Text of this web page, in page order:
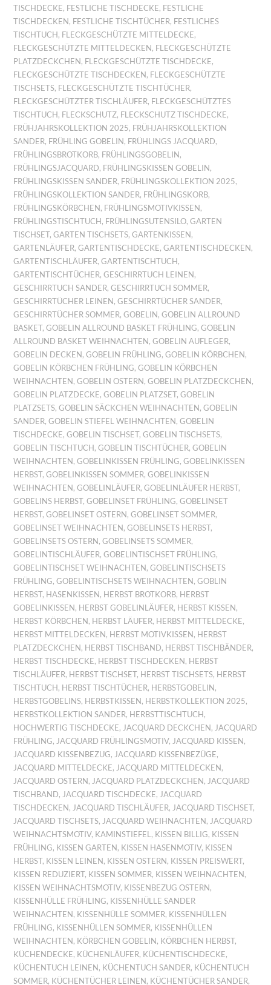
TISCHDECKE, FESTLICHE TISCHDECKE, FESTLICHE
TISCHDECKEN, FESTLICHE TISCHTÜCHER, FESTLICHES
TISCHTUCH, FLECKGESCHÜTZTE MITTELDECKE,
FLECKGESCHÜTZTE MITTELDECKEN, FLECKGESCHÜTZTE
PLATZDECKCHEN, FLECKGESCHÜTZTE TISCHDECKE,
FLECKGESCHÜTZTE TISCHDECKEN, FLECKGESCHÜTZTE
TISCHSETS, FLECKGESCHÜTZTE TISCHTÜCHER,
FLECKGESCHÜTZTER TISCHLÄUFER, FLECKGESCHÜTZTES
TISCHTUCH, FLECKSCHUTZ, FLECKSCHUTZ TISCHDECKE,
FRÜHJAHRSKOLLEKTION 2025, FRÜHJAHRSKOLLEKTION
SANDER, FRÜHLING GOBELIN, FRÜHLINGS JACQUARD,
FRÜHLINGSBROTKORB, FRÜHLINGSGOBELIN,
FRÜHLINGSJACQUARD, FRÜHLINGSKISSEN GOBELIN,
FRÜHLINGSKISSEN SANDER, FRÜHLINGSKOLLEKTION 2025,
FRÜHLINGSKOLLEKTION SANDER, FRÜHLINGSKORB,
FRÜHLINGSKÖRBCHEN, FRÜHLINGSMOTIVKISSEN,
FRÜHLINGSTISCHTUCH, FRÜHLINGSUTENSILO,GARTEN
TISCHSET,GARTEN TISCHSETS,GARTENKISSEN,
GARTENLÄUFER,GARTENTISCHDECKE,GARTENTISCHDECKEN,
GARTENTISCHLÄUFER,GARTENTISCHTUCH,
GARTENTISCHTÜCHER,GESCHIRRTUCH LEINEN,
GESCHIRRTUCH SANDER,GESCHIRRTUCH SOMMER,
GESCHIRRTÜCHER LEINEN,GESCHIRRTÜCHER SANDER,
GESCHIRRTÜCHER SOMMER,GOBELIN,GOBELIN ALLROUND
BASKET,GOBELIN ALLROUND BASKET FRÜHLING,GOBELIN
ALLROUND BASKET WEIHNACHTEN,GOBELIN AUFLEGER,
GOBELIN DECKEN,GOBELIN FRÜHLING,GOBELIN KÖRBCHEN,
GOBELIN KÖRBCHEN FRÜHLING,GOBELIN KÖRBCHEN
WEIHNACHTEN,GOBELIN OSTERN,GOBELIN PLATZDECKCHEN,
GOBELIN PLATZDECKE,GOBELIN PLATZSET,GOBELIN
PLATZSETS,GOBELIN SÄCKCHEN WEIHNACHTEN,GOBELIN
SANDER,GOBELIN STIEFEL WEIHNACHTEN,GOBELIN
TISCHDECKE,GOBELIN TISCHSET,GOBELIN TISCHSETS,
GOBELIN TISCHTUCH,GOBELIN TISCHTÜCHER,GOBELIN
WEIHNACHTEN,GOBELINKISSEN FRÜHLING,GOBELINKISSEN
HERBST,GOBELINKISSEN SOMMER,GOBELINKISSEN
WEIHNACHTEN,GOBELINLÄUFER,GOBELINLÄUFER HERBST,
GOBELINS HERBST,GOBELINSET FRÜHLING,GOBELINSET
HERBST,GOBELINSET OSTERN,GOBELINSET SOMMER,
GOBELINSET WEIHNACHTEN,GOBELINSETS HERBST,
GOBELINSETS OSTERN,GOBELINSETS SOMMER,
GOBELINTISCHLÄUFER,GOBELINTISCHSET FRÜHLING,
GOBELINTISCHSET WEIHNACHTEN,GOBELINTISCHSETS
FRÜHLING,GOBELINTISCHSETS WEIHNACHTEN,GOBLIN
HERBST, HASENKISSEN, HERBST BROTKORB, HERBST
GOBELINKISSEN, HERBST GOBELINLÄUFER, HERBST KISSEN,
HERBST KÖRBCHEN, HERBST LÄUFER, HERBST MITTELDECKE,
HERBST MITTELDECKEN, HERBST MOTIVKISSEN, HERBST
PLATZDECKCHEN, HERBST TISCHBAND, HERBST TISCHBÄNDER,
HERBST TISCHDECKE, HERBST TISCHDECKEN, HERBST
TISCHLÄUFER, HERBST TISCHSET, HERBST TISCHSETS, HERBST
TISCHTUCH, HERBST TISCHTÜCHER, HERBSTGOBELIN,
HERBSTGOBELINS, HERBSTKISSEN, HERBSTKOLLEKTION 2025,
HERBSTKOLLEKTION SANDER, HERBSTTISCHTUCH,
HOCHWERTIG TISCHDECKE, JACQUARD DECKCHEN, JACQUARD
FRÜHLING, JACQUARD FRÜHLINGSMOTIV, JACQUARD KISSEN,
JACQUARD KISSENBEZUG, JACQUARD KISSENBEZÜGE,
JACQUARD MITTELDECKE, JACQUARD MITTELDECKEN,
JACQUARD OSTERN, JACQUARD PLATZDECKCHEN, JACQUARD
TISCHBAND, JACQUARD TISCHDECKE, JACQUARD
TISCHDECKEN, JACQUARD TISCHLÄUFER, JACQUARD TISCHSET,
JACQUARD TISCHSETS, JACQUARD WEIHNACHTEN, JACQUARD
WEIHNACHTSMOTIV, KAMINSTIEFEL , KISSEN BILLIG, KISSEN
FRÜHLING, KISSEN GARTEN, KISSEN HASENMOTIV, KISSEN
HERBST, KISSEN LEINEN, KISSEN OSTERN, KISSEN PREISWERT,
KISSEN REDUZIERT, KISSEN SOMMER, KISSEN WEIHNACHTEN,
KISSEN WEIHNACHTSMOTIV, KISSENBEZUG OSTERN,
KISSENHÜLLE FRÜHLING, KISSENHÜLLE SANDER
WEIHNACHTEN, KISSENHÜLLE SOMMER, KISSENHÜLLEN
FRÜHLING, KISSENHÜLLEN SOMMER, KISSENHÜLLEN
WEIHNACHTEN, KÖRBCHEN GOBELIN, KÖRBCHEN HERBST,
KÜCHENDECKE, KÜCHENLÄUFER, KÜCHENTISCHDECKE,
KÜCHENTUCH LEINEN, KÜCHENTUCH SANDER, KÜCHENTUCH
SOMMER, KÜCHENTÜCHER LEINEN, KÜCHENTÜCHER SANDER,